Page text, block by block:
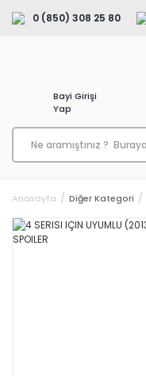
0 (850) 308 25 80
Bayi Girişi
Yap
Anasayfa Diğer Kategori